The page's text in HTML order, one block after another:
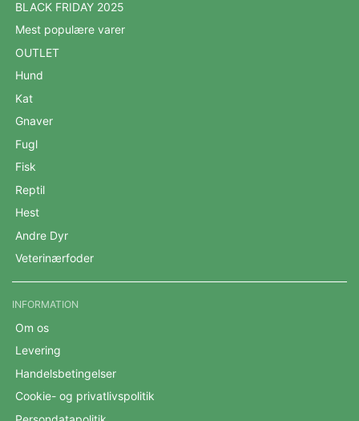
BLACK FRIDAY 2025
Mest populære varer
OUTLET
Hund
Kat
Gnaver
Fugl
Fisk
Reptil
Hest
Andre Dyr
Veterinærfoder
INFORMATION
Om os
Levering
Handelsbetingelser
Cookie- og privatlivspolitik